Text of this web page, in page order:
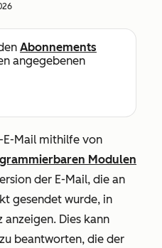
Abonnements
angegebenen
E-Mail mithilfe von
Modulen
der E-Mail, die an
gesendet wurde, in
Dies kann
beantworten, die der